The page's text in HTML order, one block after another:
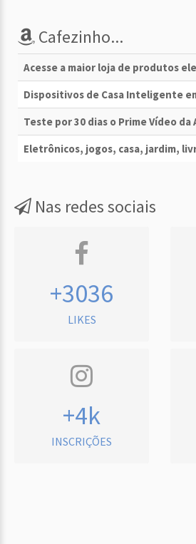
Cafezinho...
Acesse a maior loja de produtos
Dispositivos de Casa Inteligente
Teste por 30 dias o Prime Vídeo da
Eletrônicos, jogos, casa, jardim,
Nas redes sociais
+3036
LIKES
+4k
INSCRIÇÕES